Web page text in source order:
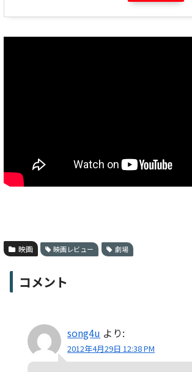
映画 映画レビュー 劇場
コメント
song4u より:
2012年4月29日 12:38 PM